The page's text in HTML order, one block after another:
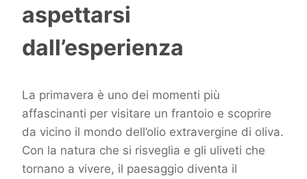
aspettarsi
dall’esperienza
La primavera è uno dei momenti più
affascinanti per visitare un frantoio e scoprire
da vicino il mondo dell’olio extravergine di oliva.
Con la natura che si risveglia e gli uliveti che
tornano a vivere, il paesaggio diventa il